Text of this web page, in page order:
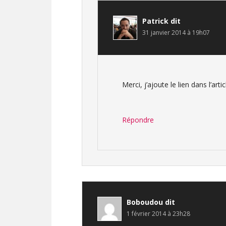
Patrick dit
31 janvier 2014 à 19h07
Merci, j’ajoute le lien dans
Répondre
Boboudou dit
1 février 2014 à 23h28